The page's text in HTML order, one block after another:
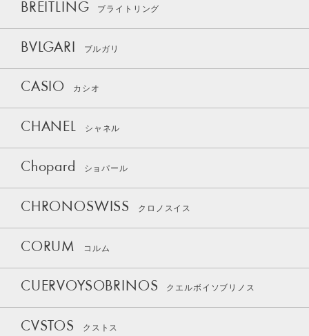
BREITLING ブライトリング
BVLGARI ブルガリ
CASIO カシオ
CHANEL シャネル
Chopard ショパール
CHRONOSWISS クロノスイス
CORUM コルム
CUERVOYSOBRINOS クエルボイソブリノス
CVSTOS クストス